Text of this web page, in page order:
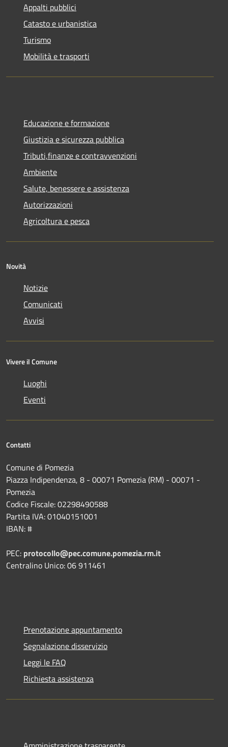
Appalti pubblici
Catasto e urbanistica
Turismo
Mobilità e trasporti
Educazione e formazione
Giustizia e sicurezza pubblica
Tributi,finanze e contravvenzioni
Ambiente
Salute, benessere e assistenza
Autorizzazioni
Agricoltura e pesca
Novità
Notizie
Comunicati
Avvisi
Vivere il Comune
Luoghi
Eventi
Contatti
Comune di Pomezia
Piazza Indipendenza, 8 - 00071 Pomezia (RM) - 00071 -
Pomezia
Codice Fiscale: 02298490588
Partita IVA: 01040151001
IBAN: #
PEC: protocollo@pec.comune.pomezia.rm.it
Centralino Unico: 06 911461
Prenotazione appuntamento
Segnalazione disservizio
Leggi le FAQ
Richiesta assistenza